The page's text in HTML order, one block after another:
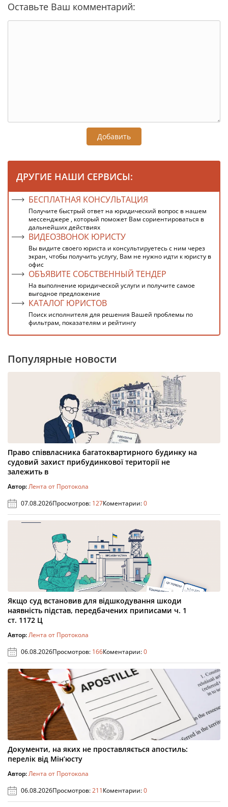
Оставьте Ваш комментарий:
Добавить
ДРУГИЕ НАШИ СЕРВИСЫ:
БЕСПЛАТНАЯ КОНСУЛЬТАЦИЯ
Получите быстрый ответ на юридический вопрос в нашем
мессенджере , который поможет Вам сориентироваться в
дальнейших действиях
ВИДЕОЗВОНОК ЮРИСТУ
Вы видите своего юриста и консультируетесь с ним через
экран, чтобы получить услугу, Вам не нужно идти к юристу в
офис
ОБЪЯВИТЕ СОБСТВЕННЫЙ ТЕНДЕР
На выполнение юридической услуги и получите самое
выгодное предложение
КАТАЛОГ ЮРИСТОВ
Поиск исполнителя для решения Вашей проблемы по
фильтрам, показателям и рейтингу
Популярные новости
Право співвласника багатоквартирного будинку на
судовий захист прибудинкової території не
залежить в
Автор:Лента от Протокола
07.08.2026Просмотров: 127Коментарии:0
Якщо суд встановив для відшкодування шкоди
наявність підстав, передбачених приписами ч. 1
ст. 1172 Ц
Автор:Лента от Протокола
06.08.2026Просмотров: 166Коментарии:0
Документи, на яких не проставляється апостиль:
перелік від Мін’юсту
Автор:Лента от Протокола
06.08.2026Просмотров:211Коментарии:0